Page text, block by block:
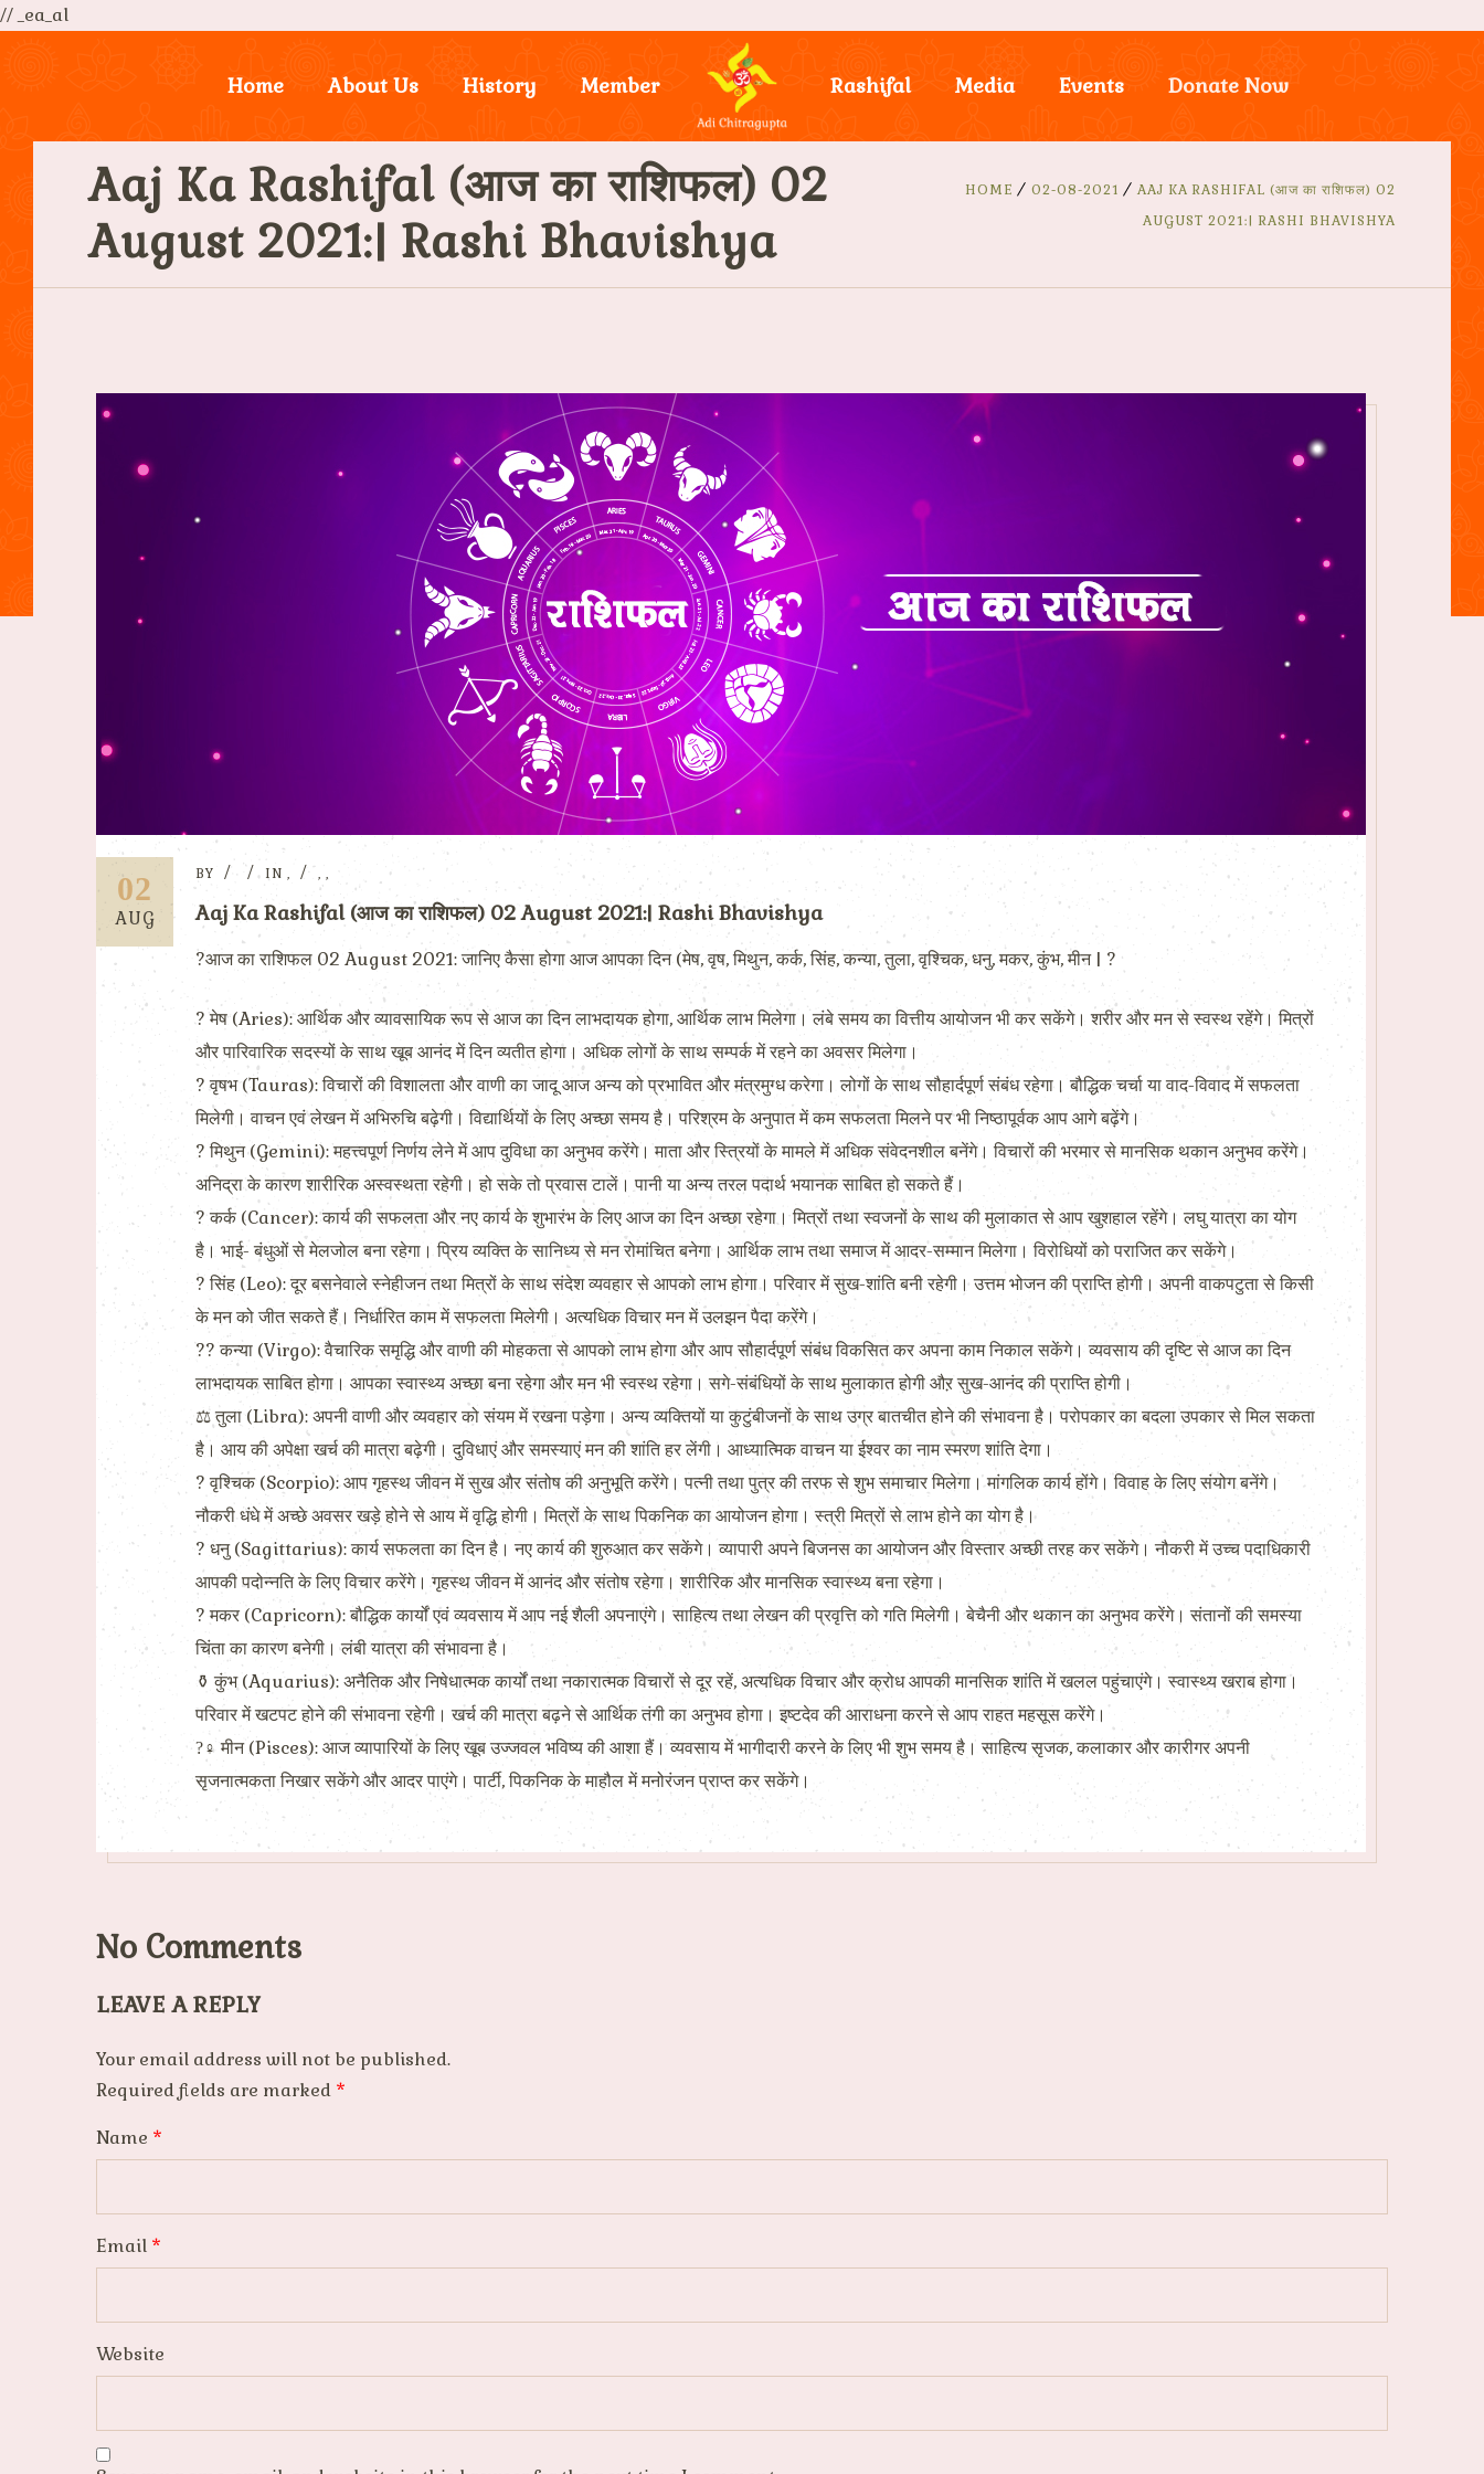
// _ea_al
Home About Us History Member Rashifal Media Events Donate Now
Aaj Ka Rashifal (आज का राशिफल) 02
August 2021:| Rashi Bhavishya
HOME 02-08-2021
AAJ KA RASHIFAL (आज का राशिफल) 02
AUGUST 2021:| RASHI BHAVISHYA
02
AUG
BY IN , , ,
Aaj Ka Rashifal (आज का राशिफल) 02 August 2021:| Rashi Bhavishya
?आज का राशिफल 02 August 2021: जानिए कैसा होगा आज आपका दिन (मेष, वृष, मिथुन, कर्क, सिंह, कन्या, तुला, वृश्चिक, धनु, मकर, कुंभ, मीन | ?
? मेष (Aries): आर्थिक और व्यावसायिक रूप से आज का दिन लाभदायक होगा, आर्थिक लाभ मिलेगा। लंबे समय का वित्तीय आयोजन भी कर सकेंगे। शरीर और मन से स्वस्थ रहेंगे। मित्रों
और पारिवारिक सदस्यों के साथ खूब आनंद में दिन व्यतीत होगा। अधिक लोगों के साथ सम्पर्क में रहने का अवसर मिलेगा।
? वृषभ (Tauras): विचारों की विशालता और वाणी का जादू आज अन्य को प्रभावित और मंत्रमुग्ध करेगा। लोगों के साथ सौहार्दपूर्ण संबंध रहेगा। बौद्धिक चर्चा या वाद-विवाद में सफलता
मिलेगी। वाचन एवं लेखन में अभिरुचि बढ़ेगी। विद्यार्थियों के लिए अच्छा समय है। परिश्रम के अनुपात में कम सफलता मिलने पर भी निष्ठापूर्वक आप आगे बढ़ेंगे।
? मिथुन (Gemini): महत्त्वपूर्ण निर्णय लेने में आप दुविधा का अनुभव करेंगे। माता और स्त्रियों के मामले में अधिक संवेदनशील बनेंगे। विचारों की भरमार से मानसिक थकान अनुभव करेंगे।
अनिद्रा के कारण शारीरिक अस्वस्थता रहेगी। हो सके तो प्रवास टालें। पानी या अन्य तरल पदार्थ भयानक साबित हो सकते हैं।
? कर्क (Cancer): कार्य की सफलता और नए कार्य के शुभारंभ के लिए आज का दिन अच्छा रहेगा। मित्रों तथा स्वजनों के साथ की मुलाकात से आप खुशहाल रहेंगे। लघु यात्रा का योग
है। भाई- बंधुओं से मेलजोल बना रहेगा। प्रिय व्यक्ति के सानिध्य से मन रोमांचित बनेगा। आर्थिक लाभ तथा समाज में आदर-सम्मान मिलेगा। विरोधियों को पराजित कर सकेंगे।
? सिंह (Leo): दूर बसनेवाले स्नेहीजन तथा मित्रों के साथ संदेश व्यवहार से आपको लाभ होगा। परिवार में सुख-शांति बनी रहेगी। उत्तम भोजन की प्राप्ति होगी। अपनी वाकपटुता से किसी
के मन को जीत सकते हैं। निर्धारित काम में सफलता मिलेगी। अत्यधिक विचार मन में उलझन पैदा करेंगे।
?? कन्या (Virgo): वैचारिक समृद्धि और वाणी की मोहकता से आपको लाभ होगा और आप सौहार्दपूर्ण संबंध विकसित कर अपना काम निकाल सकेंगे। व्यवसाय की दृष्टि से आज का दिन
लाभदायक साबित होगा। आपका स्वास्थ्य अच्छा बना रहेगा और मन भी स्वस्थ रहेगा। सगे-संबंधियों के साथ मुलाकात होगी औऱ सुख-आनंद की प्राप्ति होगी।
⚖ तुला (Libra): अपनी वाणी और व्यवहार को संयम में रखना पड़ेगा। अन्य व्यक्तियों या कुटुंबीजनों के साथ उग्र बातचीत होने की संभावना है। परोपकार का बदला उपकार से मिल सकता
है। आय की अपेक्षा खर्च की मात्रा बढ़ेगी। दुविधाएं और समस्याएं मन की शांति हर लेंगी। आध्यात्मिक वाचन या ईश्वर का नाम स्मरण शांति देगा।
? वृश्चिक (Scorpio): आप गृहस्थ जीवन में सुख और संतोष की अनुभूति करेंगे। पत्नी तथा पुत्र की तरफ से शुभ समाचार मिलेगा। मांगलिक कार्य होंगे। विवाह के लिए संयोग बनेंगे।
नौकरी धंधे में अच्छे अवसर खड़े होने से आय में वृद्धि होगी। मित्रों के साथ पिकनिक का आयोजन होगा। स्त्री मित्रों से लाभ होने का योग है।
? धनु (Sagittarius): कार्य सफलता का दिन है। नए कार्य की शुरुआत कर सकेंगे। व्यापारी अपने बिजनस का आयोजन और विस्तार अच्छी तरह कर सकेंगे। नौकरी में उच्च पदाधिकारी
आपकी पदोन्नति के लिए विचार करेंगे। गृहस्थ जीवन में आनंद और संतोष रहेगा। शारीरिक और मानसिक स्वास्थ्य बना रहेगा।
? मकर (Capricorn): बौद्धिक कार्यों एवं व्यवसाय में आप नई शैली अपनाएंगे। साहित्य तथा लेखन की प्रवृत्ति को गति मिलेगी। बेचैनी और थकान का अनुभव करेंगे। संतानों की समस्या
चिंता का कारण बनेगी। लंबी यात्रा की संभावना है।
⚱ कुंभ (Aquarius): अनैतिक और निषेधात्मक कार्यों तथा नकारात्मक विचारों से दूर रहें, अत्यधिक विचार और क्रोध आपकी मानसिक शांति में खलल पहुंचाएंगे। स्वास्थ्य खराब होगा।
परिवार में खटपट होने की संभावना रहेगी। खर्च की मात्रा बढ़ने से आर्थिक तंगी का अनुभव होगा। इष्टदेव की आराधना करने से आप राहत महसूस करेंगे।
?‍♀ मीन (Pisces): आज व्यापारियों के लिए खूब उज्जवल भविष्य की आशा हैं। व्यवसाय में भागीदारी करने के लिए भी शुभ समय है। साहित्य सृजक, कलाकार और कारीगर अपनी
सृजनात्मकता निखार सकेंगे और आदर पाएंगे। पार्टी, पिकनिक के माहौल में मनोरंजन प्राप्त कर सकेंगे।
No Comments
LEAVE A REPLY
Your email address will not be published.
Required fields are marked *
Name *
Email *
Website